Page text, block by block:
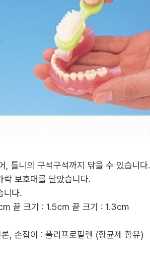
, 틀니의 구석구석까지 닦을 수 있습니다.
락 보호대를 달았습니다.
니다.
끝 크기 : 1.5cm 끝 크기 : 1.3cm
, 손잡이 : 폴리프로필렌 (항균제 함유)